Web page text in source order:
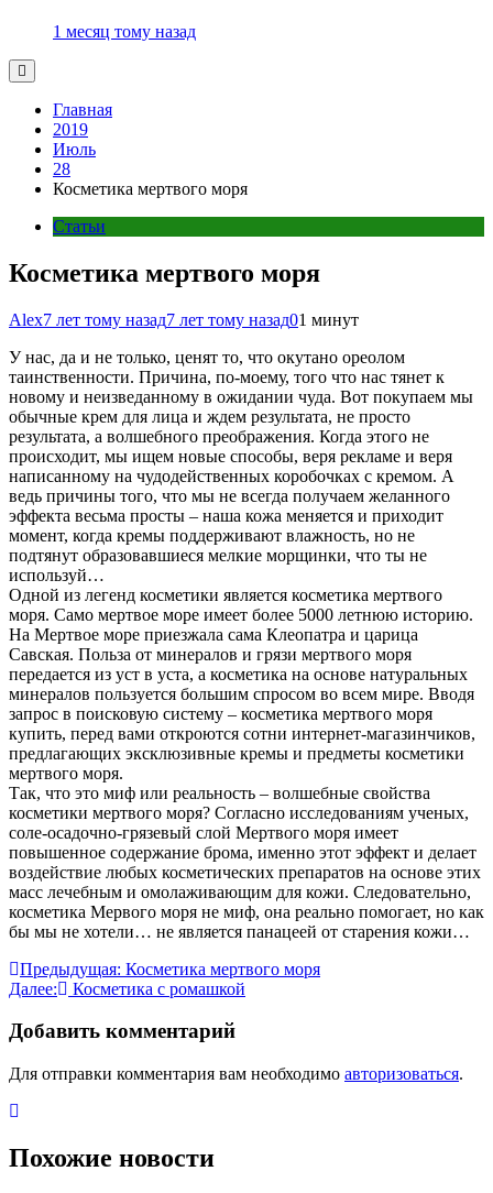
1 месяц тому назад
Главная
2019
Июль
28
Косметика мертвого моря
Статьи
Косметика мертвого моря
Alex7 лет тому назад7 лет тому назад01 минут
У нас, да и не только, ценят то, что окутано ореолом
таинственности. Причина, по-моему, того что нас тянет к
новому и неизведанному в ожидании чуда. Вот покупаем мы
обычные крем для лица и ждем результата, не просто
результата, а волшебного преображения. Когда этого не
происходит, мы ищем новые способы, веря рекламе и веря
написанному на чудодейственных коробочках с кремом. А
ведь причины того, что мы не всегда получаем желанного
эффекта весьма просты – наша кожа меняется и приходит
момент, когда кремы поддерживают влажность, но не
подтянут образовавшиеся мелкие морщинки, что ты не
используй…
Одной из легенд косметики является косметика мертвого
моря. Само мертвое море имеет более 5000 летнюю историю.
На Мертвое море приезжала сама Клеопатра и царица
Савская. Польза от минералов и грязи мертвого моря
передается из уст в уста, а косметика на основе натуральных
минералов пользуется большим спросом во всем мире. Вводя
запрос в поисковую систему – косметика мертвого моря
купить, перед вами откроются сотни интернет-магазинчиков,
предлагающих эксклюзивные кремы и предметы косметики
мертвого моря.
Так, что это миф или реальность – волшебные свойства
косметики мертвого моря? Согласно исследованиям ученых,
соле-осадочно-грязевый слой Мертвого моря имеет
повышенное содержание брома, именно этот эффект и делает
воздействие любых косметических препаратов на основе этих
масс лечебным и омолаживающим для кожи. Следовательно,
косметика Мервого моря не миф, она реально помогает, но как
бы мы не хотели… не является панацеей от старения кожи…
Навигация
по
записям
Предыдущая: Косметика мертвого моря
Далее:
Косметика с ромашкой
Добавить комментарий
Для отправки комментария вам необходимо авторизоваться.
Похожие новости